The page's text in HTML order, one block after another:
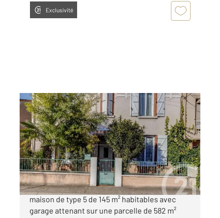
Exclusivité
ALBI 81
145 m2, 6 pièces
Ref : 1671
Maison à vendre
200 000 €
Century 21 Plein Sud vous propose cette
maison de type 5 de 145 m² habitables avec
garage attenant sur une parcelle de 582 m²